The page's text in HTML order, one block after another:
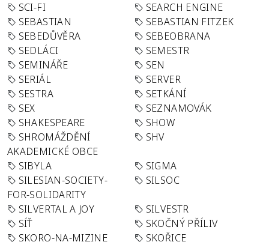
SCI-FI
SEARCH ENGINE
SEBASTIAN
SEBASTIAN FITZEK
SEBEDŮVĚRA
SEBEOBRANA
SEDLÁCI
SEMESTR
SEMINÁŘE
SEN
SERIÁL
SERVER
SESTRA
SETKÁNÍ
SEX
SEZNAMOVÁK
SHAKESPEARE
SHOW
SHROMÁŽDĚNÍ
AKADEMICKÉ OBCE
SHV
SIBYLA
SIGMA
SILESIAN-SOCIETY-
FOR-SOLIDARITY
SILSOC
SILVERTAL A JOY
SILVESTR
SÍŤ
SKOČNÝ PŘÍLIV
SKORO-NA-MIZINE
SKOŘICE